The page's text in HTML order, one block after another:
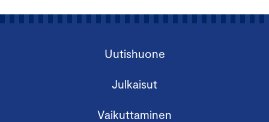
Uutishuone
Julkaisut
Vaikuttaminen